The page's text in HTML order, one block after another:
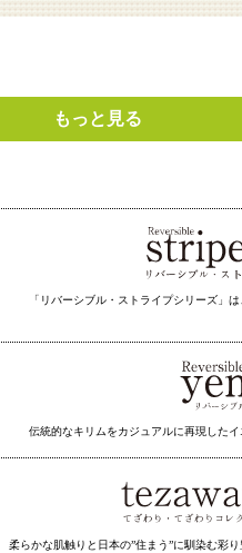
もっと見る
「リバーシブル・ストライプシリーズ」
伝統的なキリムをカジュアルに再現したイ
柔らかな肌触りと日本の”住まう”に馴染む彩